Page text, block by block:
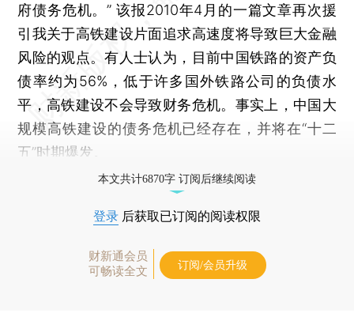
府债务危机。” 该报2010年4月的一篇文章再次援
引我关于高铁建设片面追求高速度将导致巨大金融
风险的观点。有人士认为，目前中国铁路的资产负
债率约为56%，低于许多国外铁路公司的负债水
平，高铁建设不会导致财务危机。事实上，中国大
规模高铁建设的债务危机已经存在，并将在“十二
五”时期爆发。
本文共计6870字 订阅后继续阅读
登录 后获取已订阅的阅读权限
财新通会员
可畅读全文
订阅/会员升级